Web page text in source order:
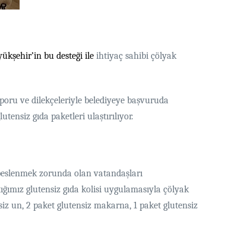
bu desteği ile ihtiyaç sahibi çölyak
ve dilekçeleriyle belediyeye başvuruda
gıda paketleri ulaştırılıyor.
zorunda olan vatandaşları
glutensiz gıda kolisi uygulamasıyla çölyak
un, 2 paket glutensiz makarna, 1 paket glutensiz